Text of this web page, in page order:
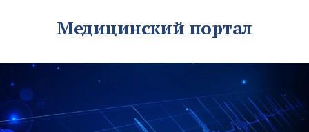
Медицинский портал